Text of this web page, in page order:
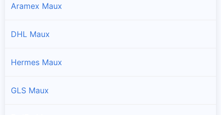
Aramex Maux
DHL Maux
Hermes Maux
GLS Maux